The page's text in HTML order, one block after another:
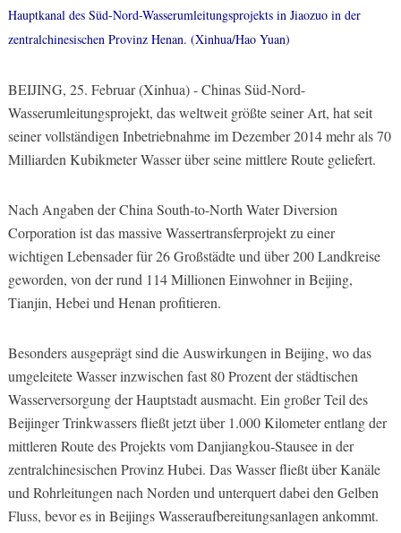
Hauptkanal des Süd-Nord-Wasserumleitungsprojekts in Jiaozuo in der
zentralchinesischen Provinz Henan. (Xinhua/Hao Yuan)
BEIJING, 25. Februar (Xinhua) - Chinas Süd-Nord-
Wasserumleitungsprojekt, das weltweit größte seiner Art, hat seit
seiner vollständigen Inbetriebnahme im Dezember 2014 mehr als 70
Milliarden Kubikmeter Wasser über seine mittlere Route geliefert.
Nach Angaben der China South-to-North Water Diversion
Corporation ist das massive Wassertransferprojekt zu einer
wichtigen Lebensader für 26 Großstädte und über 200 Landkreise
geworden, von der rund 114 Millionen Einwohner in Beijing,
Tianjin, Hebei und Henan profitieren.
Besonders ausgeprägt sind die Auswirkungen in Beijing, wo das
umgeleitete Wasser inzwischen fast 80 Prozent der städtischen
Wasserversorgung der Hauptstadt ausmacht. Ein großer Teil des
Beijinger Trinkwassers fließt jetzt über 1.000 Kilometer entlang der
mittleren Route des Projekts vom Danjiangkou-Stausee in der
zentralchinesischen Provinz Hubei. Das Wasser fließt über Kanäle
und Rohrleitungen nach Norden und unterquert dabei den Gelben
Fluss, bevor es in Beijings Wasseraufbereitungsanlagen ankommt.